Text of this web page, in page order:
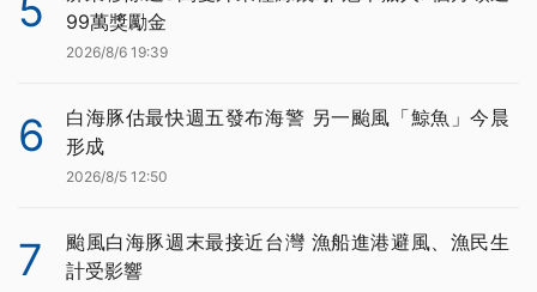
5
99萬獎勵金
2026/8/6 19:39
6
白海豚估最快週五發布海警 另一颱風「鯨魚」今晨
形成
2026/8/5 12:50
7
颱風白海豚週末最接近台灣 漁船進港避風、漁民生
計受影響